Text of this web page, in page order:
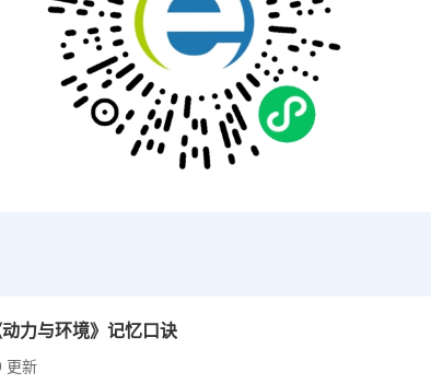
力与环境》记忆口诀
更新